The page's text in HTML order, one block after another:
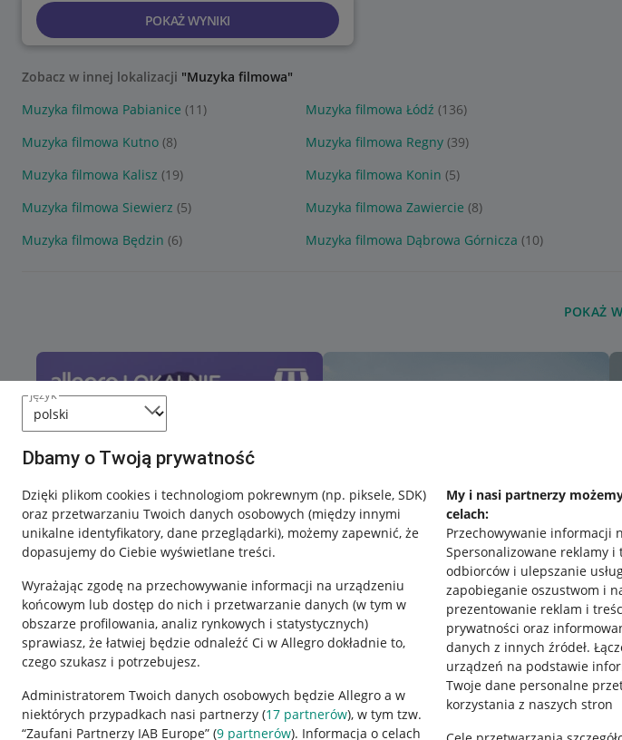
język
Dbamy o Twoją prywatność
Dzięki plikom cookies i technologiom pokrewnym (np. piksele, SDK)
oraz przetwarzaniu Twoich danych osobowych (między innymi
unikalne identyfikatory, dane przeglądarki), możemy zapewnić, że
dopasujemy do Ciebie wyświetlane treści.
Wyrażając zgodę na przechowywanie informacji na urządzeniu
końcowym lub dostęp do nich i przetwarzanie danych (w tym w
obszarze profilowania, analiz rynkowych i statystycznych)
sprawiasz, że łatwiej będzie odnaleźć Ci w Allegro dokładnie to,
czego szukasz i potrzebujesz.
Administratorem Twoich danych osobowych będzie Allegro a w
niektórych przypadkach nasi partnerzy (17 partnerów), w tym tzw.
“Zaufani Partnerzy IAB Europe” (9 partnerów). Informacja o celach
My i nasi partnerzy
celach:
Przechowywanie informacji
Spersonalizowane reklamy
odbiorców i ulepszanie
zapobieganie oszustwom i
prezentowanie reklam i
prywatności oraz
danych z innych źródeł.
urządzeń na podstawie
Twoje dane personalne
korzystania z naszych stron
POKAŻ WYNIKI
Zobacz w innej lokalizacji "Muzyka filmowa"
Muzyka filmowa Pabianice (11) Muzyka filmowa Łódź (136)
Muzyka filmowa Kutno (8) Muzyka filmowa Regny (39)
Muzyka filmowa Kalisz (19) Muzyka filmowa Konin (5)
Muzyka filmowa Siewierz (5) Muzyka filmowa Zawiercie (8)
Muzyka filmowa Będzin (6) Muzyka filmowa Dąbrowa Górnicza (10)
POKAŻ
Nawigacja
Przydatne informacje
Jak to działa
Regulamin